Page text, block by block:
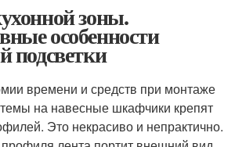
зоны.
особенности
подсветки
времени и средств при монтаже
на навесные шкафчики крепят
Это некрасиво и непрактично.